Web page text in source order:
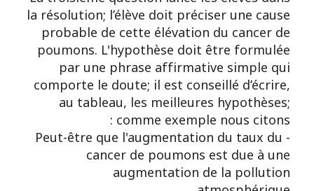
la résolution; l’élève doit préciser une cause
probable de cette élévation du cancer de
poumons. L'hypothèse doit être formulée
par une phrase affirmative simple qui
comporte le doute; il est conseillé d’écrire,
au tableau, les meilleures hypothèses;
comme exemple nous citons :
- Peut-être que l'augmentation du taux du
cancer de poumons est due à une
augmentation de la pollution